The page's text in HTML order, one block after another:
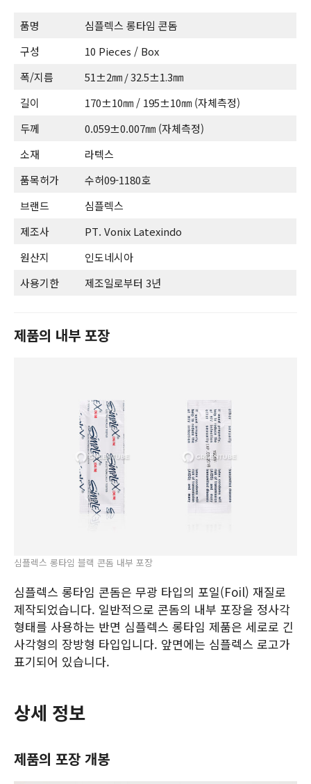
품명
심플렉스 롱타임 콘돔
구성
10 Pieces / Box
폭/지름
51±2㎜ / 32.5±1.3㎜
길이
170±10㎜ / 195±10㎜ (자체측정)
두께
0.059±0.007㎜ (자체측정)
소재
라텍스
품목허가
수허09-1180호
브랜드
심플렉스
제조사
PT. Vonix Latexindo
원산지
인도네시아
사용기한
제조일로부터 3년
제품의 내부 포장
심플렉스 롱타임 블랙 콘돔 내부 포장
심플렉스 롱타임 콘돔은 무광 타입의 포일(Foil) 재질로
제작되었습니다. 일반적으로 콘돔의 내부 포장을 정사각
형태를 사용하는 반면 심플렉스 롱타임 제품은 세로로 긴
사각형의 장방형 타입입니다. 앞면에는 심플렉스 로고가
표기되어 있습니다.
상세 정보
제품의 포장 개봉